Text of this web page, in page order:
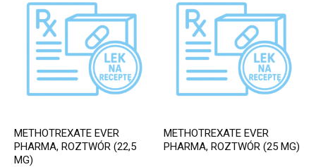
METHOTREXATE EVER
PHARMA, ROZTWÓR (22,5
MG)
METHOTREXATE EVER
PHARMA, ROZTWÓR (25 MG)